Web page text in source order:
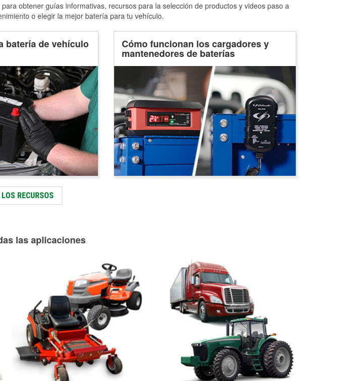
obtener guías informativas, recursos para la selección de productos y videos paso a
o elegir la mejor batería para tu vehículo.
batería de vehículo Cómo funcionan los cargadores y
mantenedores de baterías
RECURSOS
las aplicaciones